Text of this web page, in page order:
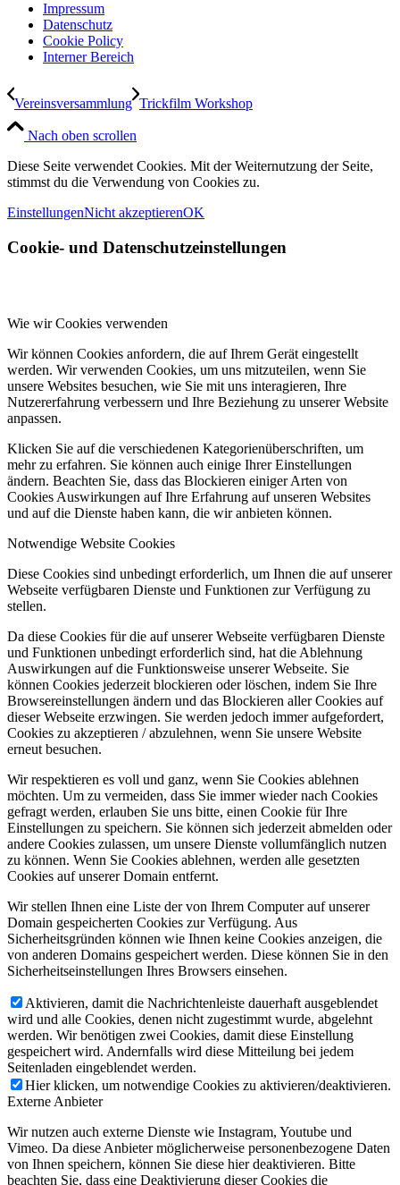
Impressum
Datenschutz
Cookie Policy
Interner Bereich
Vereinsversammlung Trickfilm Workshop
Nach oben scrollen
Diese Seite verwendet Cookies. Mit der Weiternutzung der Seite,
stimmst du die Verwendung von Cookies zu.
EinstellungenNicht akzeptierenOK
Cookie- und Datenschutzeinstellungen
Wie wir Cookies verwenden
Wir können Cookies anfordern, die auf Ihrem Gerät eingestellt
werden. Wir verwenden Cookies, um uns mitzuteilen, wenn Sie
unsere Websites besuchen, wie Sie mit uns interagieren, Ihre
Nutzererfahrung verbessern und Ihre Beziehung zu unserer Website
anpassen.
Klicken Sie auf die verschiedenen Kategorienüberschriften, um
mehr zu erfahren. Sie können auch einige Ihrer Einstellungen
ändern. Beachten Sie, dass das Blockieren einiger Arten von
Cookies Auswirkungen auf Ihre Erfahrung auf unseren Websites
und auf die Dienste haben kann, die wir anbieten können.
Notwendige Website Cookies
Diese Cookies sind unbedingt erforderlich, um Ihnen die auf unserer
Webseite verfügbaren Dienste und Funktionen zur Verfügung zu
stellen.
Da diese Cookies für die auf unserer Webseite verfügbaren Dienste
und Funktionen unbedingt erforderlich sind, hat die Ablehnung
Auswirkungen auf die Funktionsweise unserer Webseite. Sie
können Cookies jederzeit blockieren oder löschen, indem Sie Ihre
Browsereinstellungen ändern und das Blockieren aller Cookies auf
dieser Webseite erzwingen. Sie werden jedoch immer aufgefordert,
Cookies zu akzeptieren / abzulehnen, wenn Sie unsere Website
erneut besuchen.
Wir respektieren es voll und ganz, wenn Sie Cookies ablehnen
möchten. Um zu vermeiden, dass Sie immer wieder nach Cookies
gefragt werden, erlauben Sie uns bitte, einen Cookie für Ihre
Einstellungen zu speichern. Sie können sich jederzeit abmelden oder
andere Cookies zulassen, um unsere Dienste vollumfänglich nutzen
zu können. Wenn Sie Cookies ablehnen, werden alle gesetzten
Cookies auf unserer Domain entfernt.
Wir stellen Ihnen eine Liste der von Ihrem Computer auf unserer
Domain gespeicherten Cookies zur Verfügung. Aus
Sicherheitsgründen können wie Ihnen keine Cookies anzeigen, die
von anderen Domains gespeichert werden. Diese können Sie in den
Sicherheitseinstellungen Ihres Browsers einsehen.
Aktivieren, damit die Nachrichtenleiste dauerhaft ausgeblendet
wird und alle Cookies, denen nicht zugestimmt wurde, abgelehnt
werden. Wir benötigen zwei Cookies, damit diese Einstellung
gespeichert wird. Andernfalls wird diese Mitteilung bei jedem
Seitenladen eingeblendet werden.
Hier klicken, um notwendige Cookies zu aktivieren/deaktivieren.
Externe Anbieter
Wir nutzen auch externe Dienste wie Instagram, Youtube und
Vimeo. Da diese Anbieter möglicherweise personenbezogene Daten
von Ihnen speichern, können Sie diese hier deaktivieren. Bitte
beachten Sie, dass eine Deaktivierung dieser Cookies die